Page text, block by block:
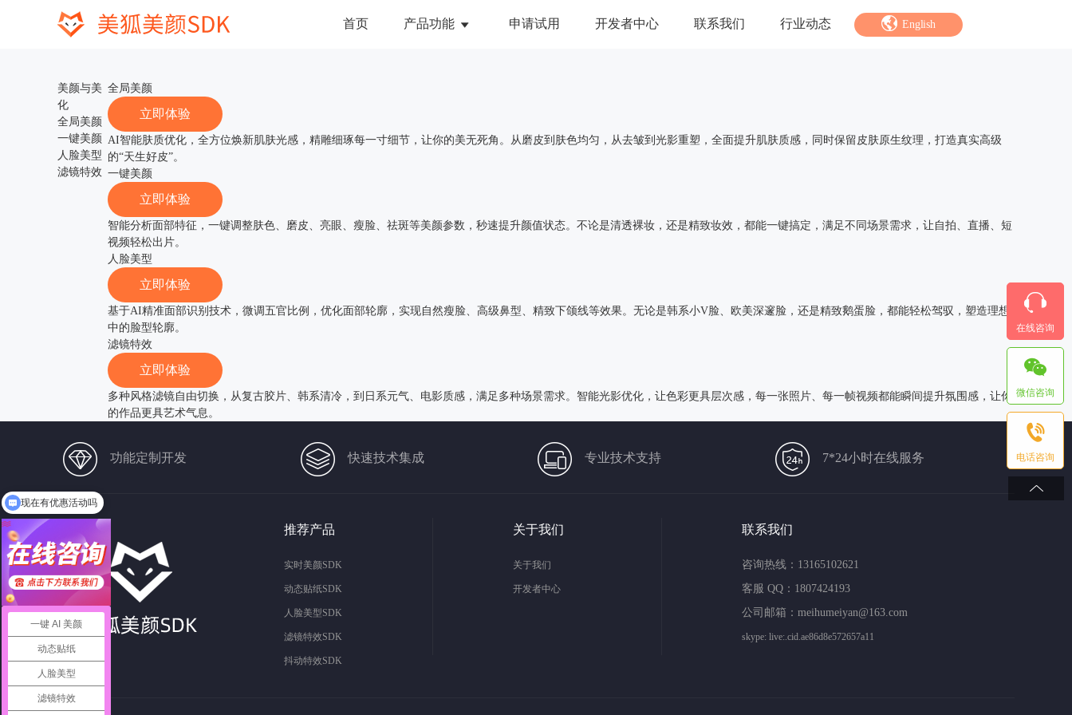
首页 产品功能
滤镜特效
申请试用 开发者中心 联系我们 行业动态 English
美颜与美
化
全局美颜
一键美颜
人脸美型
滤镜特效
After
Before 全局美颜
立即体验
AI智能肤质优化，全方位焕新肌肤光感，精雕细琢每一寸细节，让你的美无死角。从磨皮到肤色均匀，从去皱到光影重塑，全面提升肌肤质感，同时保留皮肤原生纹理，打造真实高级
的“天生好皮”。
After
Before 一键美颜
立即体验
智能分析面部特征，一键调整肤色、磨皮、亮眼、瘦脸、祛斑等美颜参数，秒速提升颜值状态。不论是清透裸妆，还是精致妆效，都能一键搞定，满足不同场景需求，让自拍、直播、短
视频轻松出片。
After
人脸美型
立即体验
基于AI精准面部识别技术，微调五官比例，优化面部轮廓，实现自然瘦脸、高级鼻型、精致下颌线等效果。无论是韩系小V脸、欧美深邃脸，还是精致鹅蛋脸，都能轻松驾驭，塑造理想
中的脸型轮廓。
After
滤镜特效
立即体验
多种风格滤镜自由切换，从复古胶片、韩系清冷，到日系元气、电影质感，满足多种场景需求。智能光影优化，让色彩更具层次感，每一张照片、每一帧视频都能瞬间提升氛围感，让你
的作品更具艺术气息。
功能定制开发 快速技术集成 专业技术支持 7*24小时在线服务
推荐产品
实时美颜SDK
动态贴纸SDK
人脸美型SDK
滤镜特效SDK
抖动特效SDK
关于我们
关于我们
开发者中心
联系我们
咨询热线：13165102621
客服 QQ：1807424193
公司邮箱：meihumeiyan@163.com
skype: live:.cid.ae86d8e572657a11
在线咨询
微信咨询
电话咨询
一键 AI 美颜
动态贴纸
人脸美型
滤镜特效
可以介绍下你们的产品么
现在有优惠活动吗